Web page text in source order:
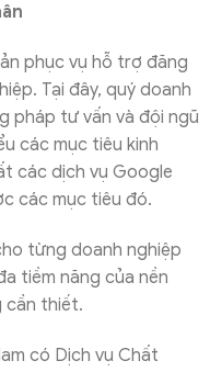
phục vụ hỗ trợ đăng
Tại đây, quý doanh
pháp tư vấn và đội ngũ
các mục tiêu kinh
các dịch vụ Google
các mục tiêu đó.
từng doanh nghiệp
tiềm năng của nền
cần thiết.